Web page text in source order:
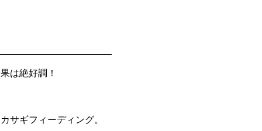
は絶好調！
サギフィーディング。